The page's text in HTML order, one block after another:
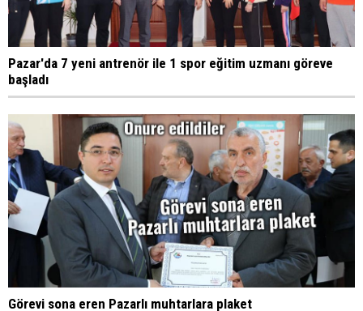
Pazar'da 7 yeni antrenör ile 1 spor eğitim uzmanı göreve
başladı
Görevi sona eren Pazarlı muhtarlara plaket